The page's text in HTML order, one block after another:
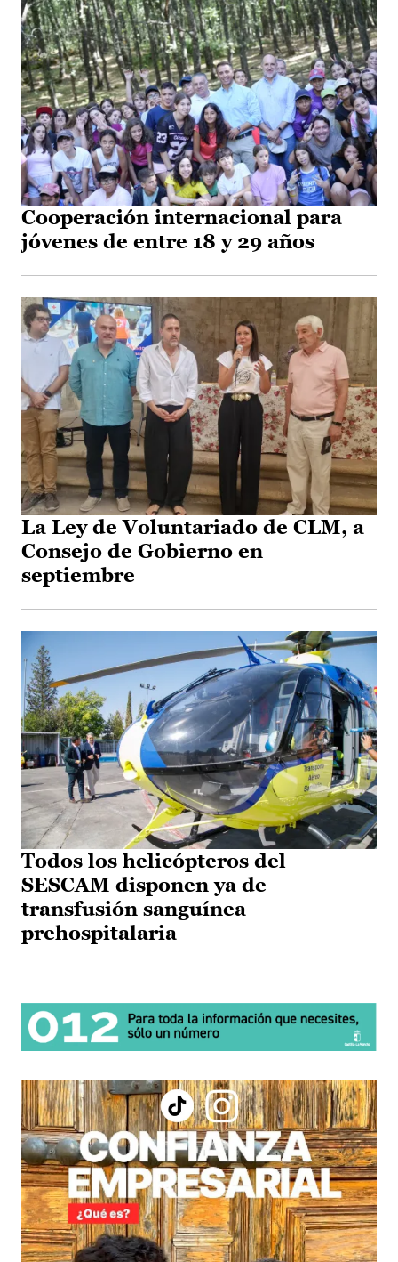
Cooperación internacional para
jóvenes de entre 18 y 29 años
La Ley de Voluntariado de CLM, a
Consejo de Gobierno en
septiembre
Todos los helicópteros del
SESCAM disponen ya de
transfusión sanguínea
prehospitalaria